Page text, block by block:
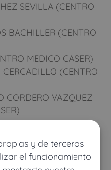
y de terceros
el funcionamiento
SEVILLA (CENTRO
BACHILLER (CENTRO
MEDICO CASER)
CERCADILLO (CENTRO
CORDERO VAZQUEZ
(CENTRO MEDICO
CRISTOBAL